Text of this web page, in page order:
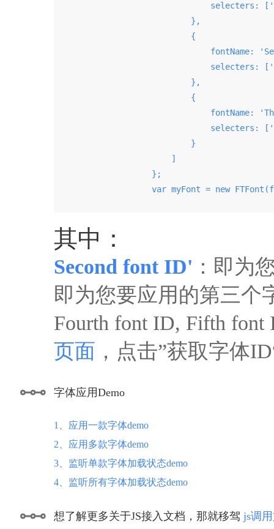
selecters:
                            },
                            {
fontName:
selecters:
                            },
                            {
fontName:
selecters:
                            }
                        ]
                    };
var myFont = new
其中：
Second font ID' ：即为
即为您要应用的第三个
Fourth font ID, Fifth
页面 ，点击”获取字体
字体应用Demo
1、应用一款字体demo
2、应用多款字体demo
3、监听单款字体加载状态demo
4、监听所有字体加载状态demo
想了解更多关于JS接入文档，那就移驾 js调